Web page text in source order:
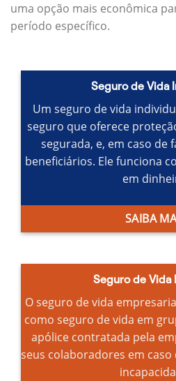
uma opção mais econômica
período específico.
Seguro de Vida
Um seguro de vida
seguro que oferece
segurada, e, em caso de
beneficiários. Ele funciona
em
SAIBA
Seguro de Vida
O seguro de vida
como seguro de vida em
apólice contratada pela
seus colaboradores em